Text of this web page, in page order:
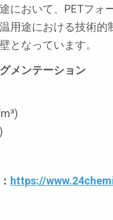
において、PETフ
用途における技術
となっています。
メンテーション
https://